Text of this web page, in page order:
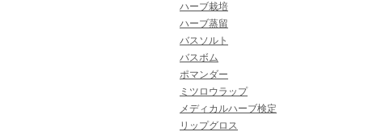
ハーブ栽培
ハーブ蒸留
バスソルト
バスボム
ポマンダー
ミツロウラップ
メディカルハーブ検定
リップグロス